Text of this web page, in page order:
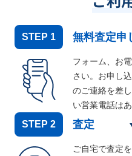
STEP 1 無料査定申
フォーム、お
さい。お申し
のご連絡を差
い営業電話はあ
STEP 2 査定
ご自宅で査定